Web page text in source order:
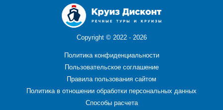
Copyright © 2022 - 2026
Политика конфиденциальности
Пользовательское соглашение
Правила пользования сайтом
Политика в отношении обработки персональных данных
Способы расчета